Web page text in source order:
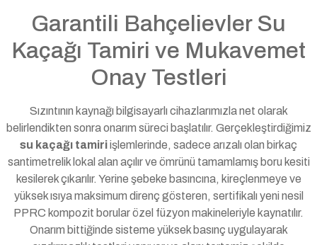
Garantili Bahçelievler Su
Kaçağı Tamiri ve Mukavemet
Onay Testleri
Sızıntının kaynağı bilgisayarlı cihazlarımızla net olarak
belirlendikten sonra onarım süreci başlatılır. Gerçekleştirdiğimiz
su kaçağı tamiriişlemlerinde, sadece arızalı olan birkaç
santimetrelik lokal alan açılır ve ömrünü tamamlamış boru kesiti
kesilerek çıkarılır. Yerine şebeke basıncına, kireçlenmeye ve
yüksek ısıya maksimum direnç gösteren, sertifikalı yeni nesil
PPRC kompozit borular özel füzyon makineleriyle kaynatılır.
Onarım bittiğinde sisteme yüksek basınç uygulayarak